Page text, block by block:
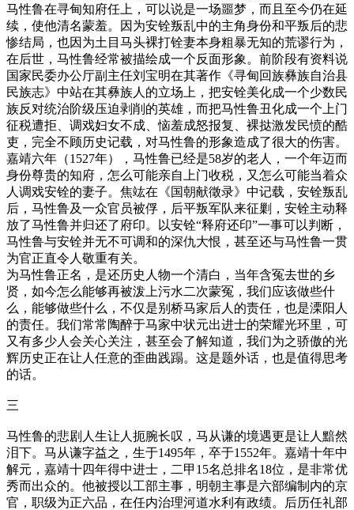
马性鲁在寻甸知府任上，可以说是一场噩梦，而且至今仍在延
续，使他清名蒙羞。因为安铨叛乱中的主角身份和平叛后的悲
惨结局，也因为土目马头裸打铨妻本身粗暴无知的荒谬行为，
在后世，马性鲁经常被描绘成一个反面形象。前阶段有资料说
国家民委办公厅副主任刘宝明在其著作《寻甸回族彝族自治县
民族志》中站在其彝族人的立场上，把安铨美化成一个少数民
族反对统治阶级压迫剥削的英雄，而把马性鲁丑化成一个上门
征税遭拒、调戏妇女不成、恼羞成怒报复、裸挞激发民愤的酷
吏，完全不顾历史记载，对马性鲁的形象造成了很大的伤害。
嘉靖六年（1527年），马性鲁已经是58岁的老人，一个年迈而
身份尊贵的知府，怎么可能亲自上门收税，又怎么可能当着众
人调戏安铨的妻子。焦竑在《国朝献徵录》中记载，安铨叛乱
后，马性鲁及一众官员被俘，后平叛军队来征剿，安铨主动释
放了马性鲁并归还了府印。以安铨“释府还印”一事可以判断，
马性鲁与安铨并无不可调和的深仇大恨，甚至还与马性鲁一贯
为官正直令人敬重有关。
为马性鲁正名，是还历史人物一个清白，当年含冤去世的乡
贤，如今怎么能够再被泼上污水二次蒙冤，我们应该做些什
么，能够做些什么，不仅是别桥马家后人的责任，也是溧阳人
的责任。我们常常陶醉于马家中状元出进士的荣耀光环里，可
又有多少人会关心关注，甚至会了解知道，我们为之骄傲的光
辉历史正在让人任意的歪曲践蹋。这是题外话，也是值得思考
的话。
三
马性鲁的悲剧人生让人扼腕长叹，马从谦的境遇更是让人黯然
泪下。马从谦字益之，生于1495年，卒于1552年。嘉靖十年中
解元，嘉靖十四年得中进士，二甲15名总排名18位，是非常优
秀而出众的。他被授以工部主事，明朝主事是六部编制内的京
官，职级为正六品，在任内治理河道水利有政绩。后历任礼部